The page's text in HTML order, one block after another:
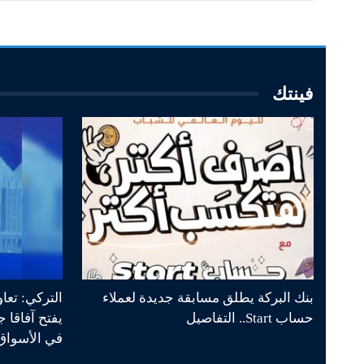
فينتك
بنك البركة يطلق مسابقة جديدة لعملاء
حساب Start.. التفاصيل
التركي:
يفتح
في